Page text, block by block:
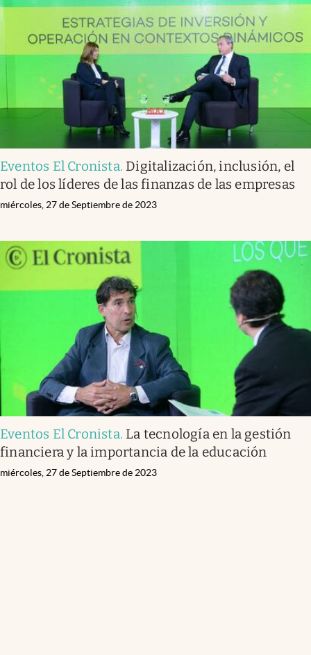
Eventos El Cronista. Digitalización, inclusión, el
rol de los líderes de las finanzas de las empresas
miércoles, 27 de Septiembre de 2023
Eventos El Cronista. La tecnología en la gestión
financiera y la importancia de la educación
miércoles, 27 de Septiembre de 2023